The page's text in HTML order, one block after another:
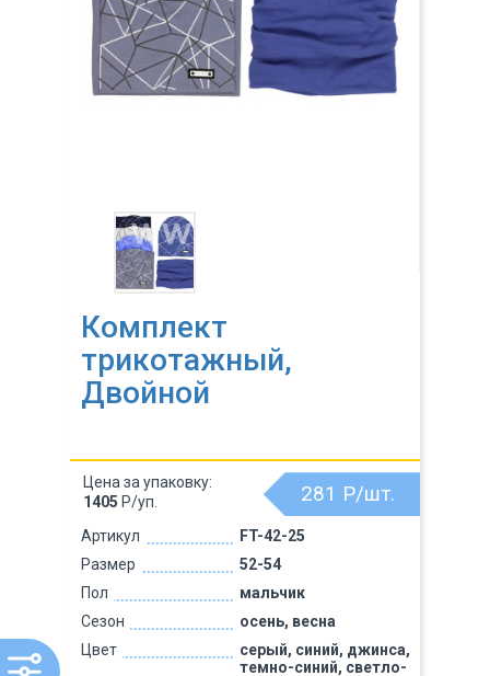
Комплект
трикотажный,
Двойной
Артикул
FT-42-25
Размер
52-54
Пол
мальчик
Сезон
осень, весна
Цвет
серый, синий, джинса,
темно-синий, светло-
281 Р/шт.
Цена за упаковку:
1405 Р/уп.